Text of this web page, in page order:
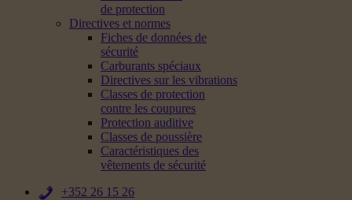
de protection
Directives et normes
Fiches de données de
sécurité
Carburants spéciaux
Directives sur les vibrations
Classes de protection
contre les coupures
Protection auditive
Classes de poussière
Caractéristiques des
vêtements de sécurité
+352 26 15 26